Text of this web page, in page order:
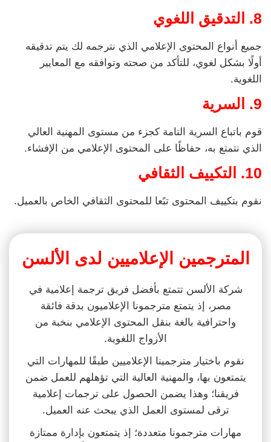
8. التدقيق اللغوي
جميع أنواع المحتوى الإعلامي الذي نترجمه لك يتم تدقيقه
أولًا بشكل لغوي، للتأكد من صحته وتوافقه مع المعايير
اللغوية.
9. السرية
قوم باتباع السرية التامة كجزء من مستوى المهنية العالي
الذي نتمتع به، حفاظًا على المحتوى الإعلامي من الإفشاء.
10. التكييف الثقافي
نقوم بتكييف المحتوى تبًعا للمحتوى الثقافي الخاص بالعميل.
المترجمين الإعلاميين لدى الألسن
شركة الألسن تتمتع بأفضل فريق ترجمة إعلامية في
مصر، إذ يتمتع مترجمونا الإعلاميون بدقة فائقة
واحترافية بالغة بنقل المحتوى الإعلامي بنخبة من
الأزواج اللغوية.
نقوم باختيار مترجمينا الإعلاميين طبقًا للمهارات التي
يتمتعون بها، والمهنية العالية التي تؤهلهم للعمل ضمن
فريقنا؛ وهذا يضمن الحصول على ترجمات إعلامية
ترقى لمستوى العمل الذي يبحث عنه العميل.
مهارات مترجمونا متعددة؛ إذ يتمتعون بإدارة ممتازة